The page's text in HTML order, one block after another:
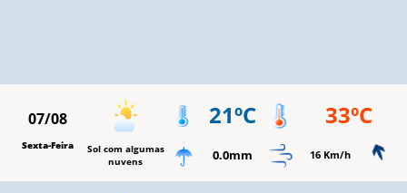
07/08
Sexta-Feira
Sol com algumas
nuvens
21ºC 33ºC
0.0mm 16 Km/h